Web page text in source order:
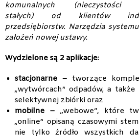
komunalnych (nieczystości
stałych) od klientów
przedsiębiorstw. Narzędzia
założeń nowej ustawy.
Wydzielone są 2 aplikacje:
stacjonarne – tworzące
„wytwórcach” odpadów, a
selektywnej zbiórki oraz
mobilne –„webowe”, które
„online” opisaną czasowymi
nie tylko źródło wszystkich